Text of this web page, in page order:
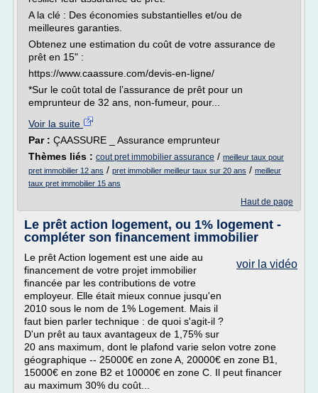
A la clé : Des économies substantielles et/ou de
meilleures garanties.
Obtenez une estimation du coût de votre assurance de
prêt en 15" :
https://www.caassure.com/devis-en-ligne/
*Sur le coût total de l’assurance de prêt pour un
emprunteur de 32 ans, non-fumeur, pour...
Voir la suite
Par : ÇAASSURE _ Assurance emprunteur
Thèmes liés : cout pret immobilier assurance / meilleur taux pour
pret immobilier 12 ans / pret immobilier meilleur taux sur 20 ans / meilleur
taux pret immobilier 15 ans
Haut de page
Le prêt action logement, ou 1% logement -
compléter son financement immobilier
voir la vidéo
Le prêt Action logement est une aide au
financement de votre projet immobilier
financée par les contributions de votre
employeur. Elle était mieux connue jusqu'en
2010 sous le nom de 1% Logement. Mais il
faut bien parler technique : de quoi s'agit-il ?
D'un prêt au taux avantageux de 1,75% sur
20 ans maximum, dont le plafond varie selon votre zone
géographique -- 25000€ en zone A, 20000€ en zone B1,
15000€ en zone B2 et 10000€ en zone C. Il peut financer
au maximum 30% du coût...